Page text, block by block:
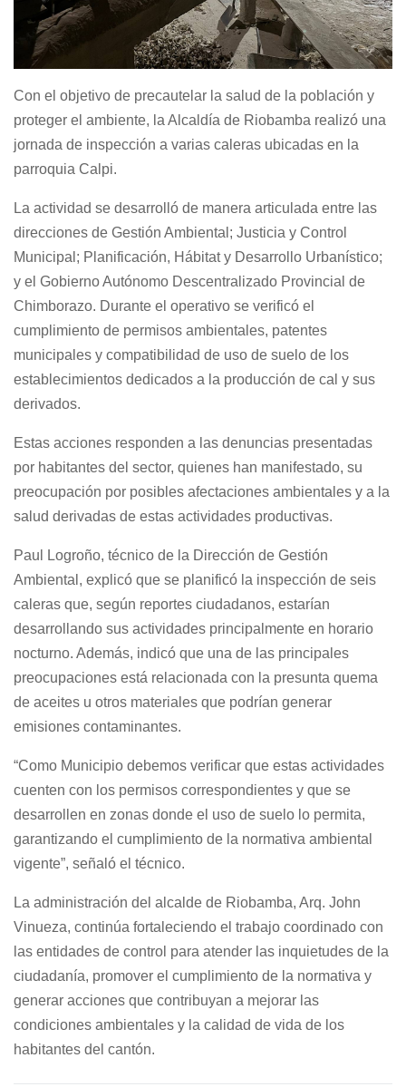
Con el objetivo de precautelar la salud de la población y
proteger el ambiente, la Alcaldía de Riobamba realizó una
jornada de inspección a varias caleras ubicadas en la
parroquia Calpi.
La actividad se desarrolló de manera articulada entre las
direcciones de Gestión Ambiental; Justicia y Control
Municipal; Planificación, Hábitat y Desarrollo Urbanístico;
y el Gobierno Autónomo Descentralizado Provincial de
Chimborazo. Durante el operativo se verificó el
cumplimiento de permisos ambientales, patentes
municipales y compatibilidad de uso de suelo de los
establecimientos dedicados a la producción de cal y sus
derivados.
Estas acciones responden a las denuncias presentadas
por habitantes del sector, quienes han manifestado, su
preocupación por posibles afectaciones ambientales y a la
salud derivadas de estas actividades productivas.
Paul Logroño, técnico de la Dirección de Gestión
Ambiental, explicó que se planificó la inspección de seis
caleras que, según reportes ciudadanos, estarían
desarrollando sus actividades principalmente en horario
nocturno. Además, indicó que una de las principales
preocupaciones está relacionada con la presunta quema
de aceites u otros materiales que podrían generar
emisiones contaminantes.
“Como Municipio debemos verificar que estas actividades
cuenten con los permisos correspondientes y que se
desarrollen en zonas donde el uso de suelo lo permita,
garantizando el cumplimiento de la normativa ambiental
vigente”, señaló el técnico.
La administración del alcalde de Riobamba, Arq. John
Vinueza, continúa fortaleciendo el trabajo coordinado con
las entidades de control para atender las inquietudes de la
ciudadanía, promover el cumplimiento de la normativa y
generar acciones que contribuyan a mejorar las
condiciones ambientales y la calidad de vida de los
habitantes del cantón.